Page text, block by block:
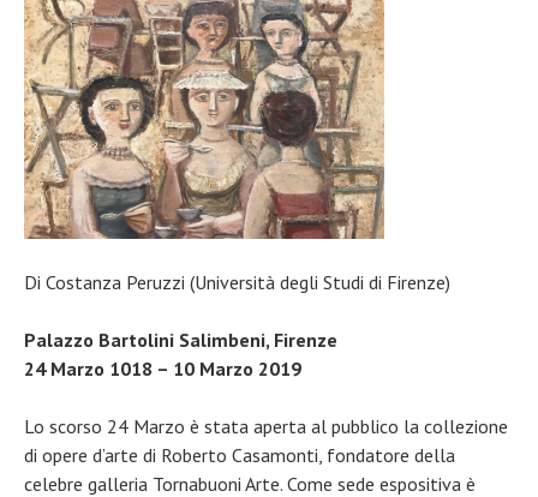
Di Costanza Peruzzi (Università degli Studi di Firenze)
Palazzo Bartolini Salimbeni, Firenze
24 Marzo 1018 – 10 Marzo 2019
Lo scorso 24 Marzo è stata aperta al pubblico la collezione
di opere d’arte di Roberto Casamonti, fondatore della
celebre galleria Tornabuoni Arte. Come sede espositiva è